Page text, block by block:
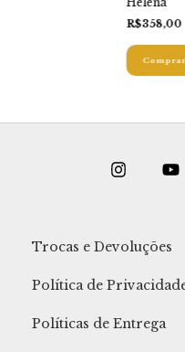
R$358,00
Comprar
Trocas e Devoluções
Política de
Políticas de Entrega